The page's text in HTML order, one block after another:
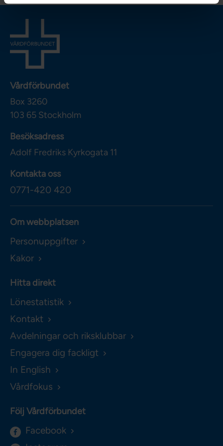
Vårdförbundet
Box 3260
103 65 Stockholm
Besöksadress
Adolf Fredriks Kyrkogata 11
Kontakta oss
0771-420 420
Om webbplatsen
Personuppgifter
Kakor
Hitta direkt
Lönestatistik
Kontakt
Avdelningar och riksklubbar
Engagera dig fackligt
In English
Vårdfokus
Följ Vårdförbundet
Facebook